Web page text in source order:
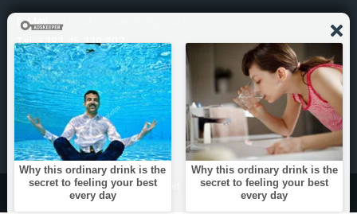
E-Mail:gazetakosovanet@gmail.com
Tel: +383 45 339 807
© Copyright - 2025 Gazetakosova.net
Zhvilluar nga: